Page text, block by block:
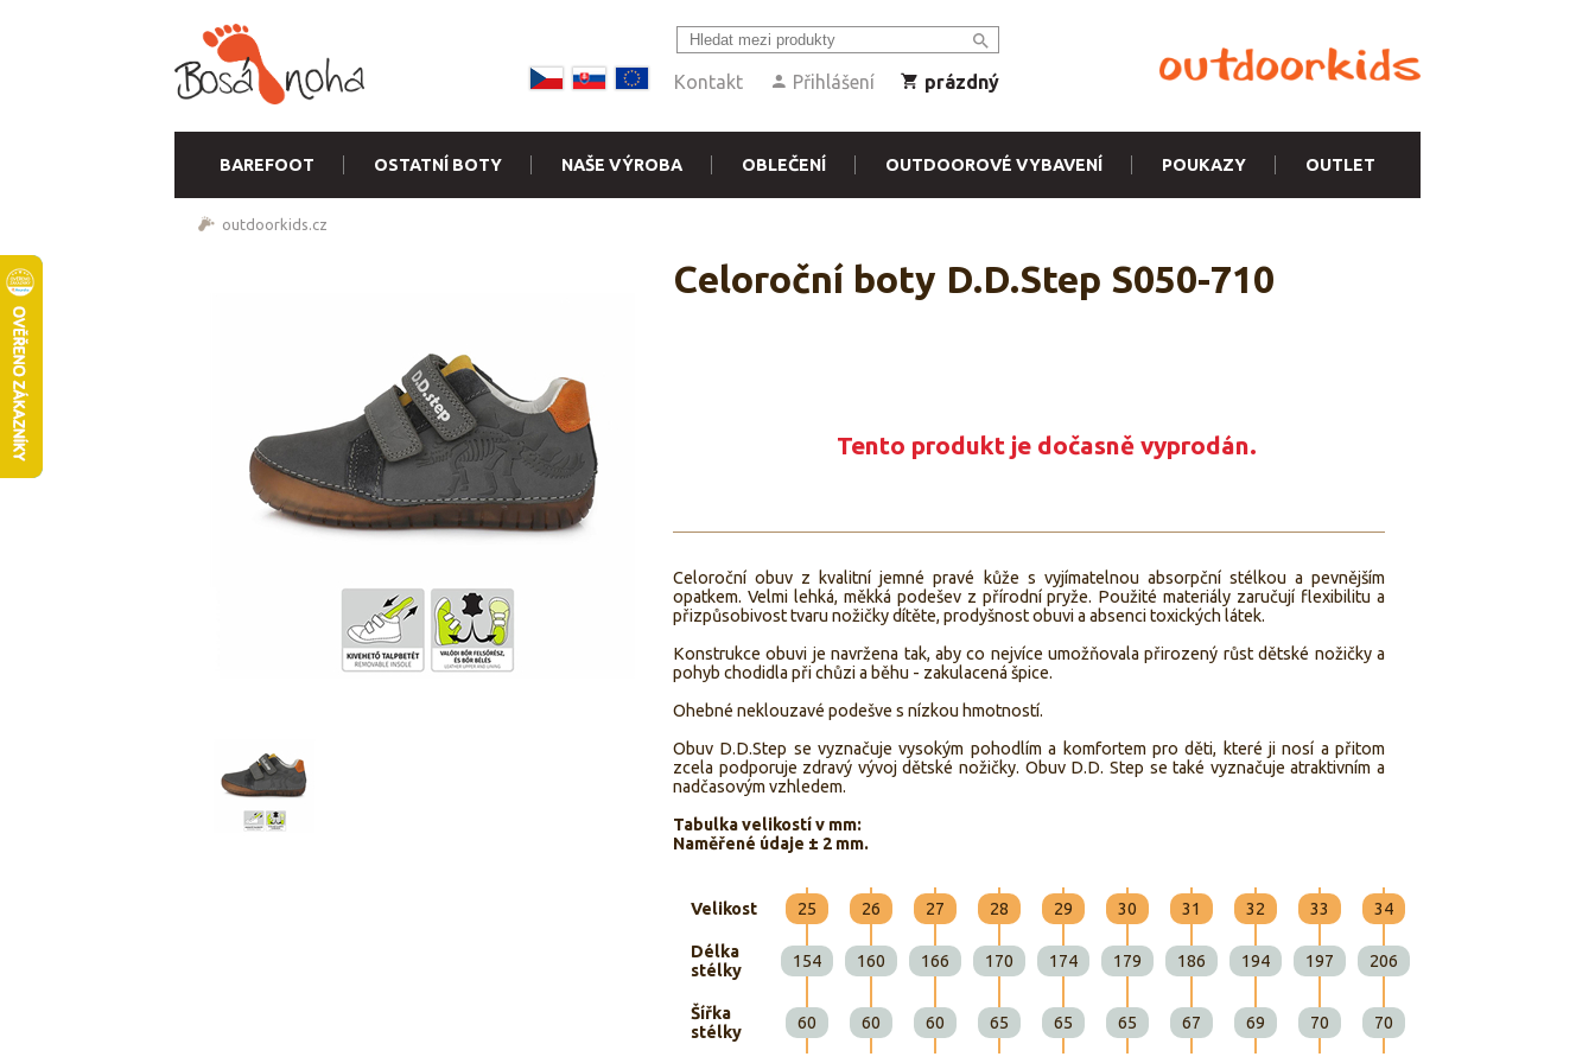
Kontakt Přihlášení prázdný
BAREFOOT OSTATNÍ BOTY NAŠE VÝROBA OBLEČENÍ OUTDOOROVÉ VYBAVENÍ POUKAZY OUTLET
outdoorkids.cz
Celoroční boty D.D.Step S050-710
Tento produkt je dočasně vyprodán.
Celoroční obuv z kvalitní jemné pravé kůže s vyjímatelnou absorpční stélkou a pevnějším
opatkem. Velmi lehká, měkká podešev z přírodní pryže. Použité materiály zaručují flexibilitu a
přizpůsobivost tvaru nožičky dítěte, prodyšnost obuvi a absenci toxických látek.
Konstrukce obuvi je navržena tak, aby co nejvíce umožňovala přirozený růst dětské nožičky a
pohyb chodidla při chůzi a běhu - zakulacená špice.
Ohebné neklouzavé podešve s nízkou hmotností.
Obuv D.D.Step se vyznačuje vysokým pohodlím a komfortem pro děti, které ji nosí a přitom
zcela podporuje zdravý vývoj dětské nožičky. Obuv D.D. Step se také vyznačuje atraktivním a
nadčasovým vzhledem.
Tabulka velikostí v mm:
Naměřené údaje ± 2 mm.
Velikost 25 26 27 28 29 30 31 32 33 34
Délka
stélky
154 160 166 170 174 179 186 194 197 206
Šířka
stélky
60 60 60 65 65 65 67 69 70 70